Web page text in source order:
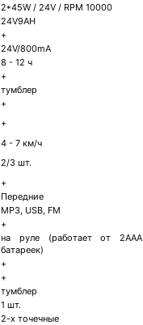
2*45W / 24V / RPM 10000
24V9AH
+
24V/800mA
8 - 12 ч
+
тумблер
+
+
4 - 7 км/ч
2/3 шт.
+
Передние
MP3, USB, FM
+
на руле (работает от 2ААА
батареек)
+
+
тумблер
1 шт.
2-х точечные